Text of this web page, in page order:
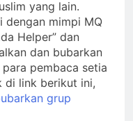
dengan mimpi MQ
Helper” dan
dan bubarkan
pembaca setia
di link berikut ini,
grup